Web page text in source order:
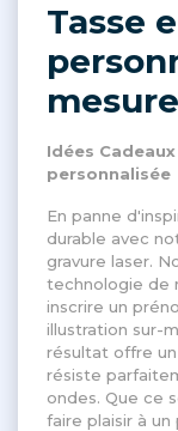
Tasse
mesure
Idées
personnalisée
En panne
durable avec
gravure laser.
technologie de
inscrire un
illustration sur-
résultat offre
résiste
ondes. Que ce
faire plaisir à